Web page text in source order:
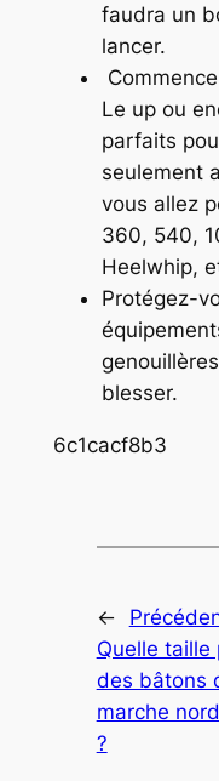
faudra un
lancer.
Le up ou
parfaits
seulement
vous allez
360, 540,
Heelwhip,
Protégez-
blesser.
6c1cacf8b3
←
Quelle taille
des bâtons
marche
?